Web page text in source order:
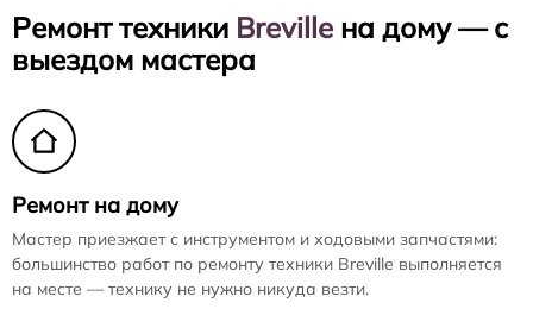
Ремонт техники Breville на дому — с
выездом мастера
Ремонт на дому
Мастер приезжает с инструментом и ходовыми запчастями:
большинство работ по ремонту техники Breville выполняется
на месте — технику не нужно никуда везти.